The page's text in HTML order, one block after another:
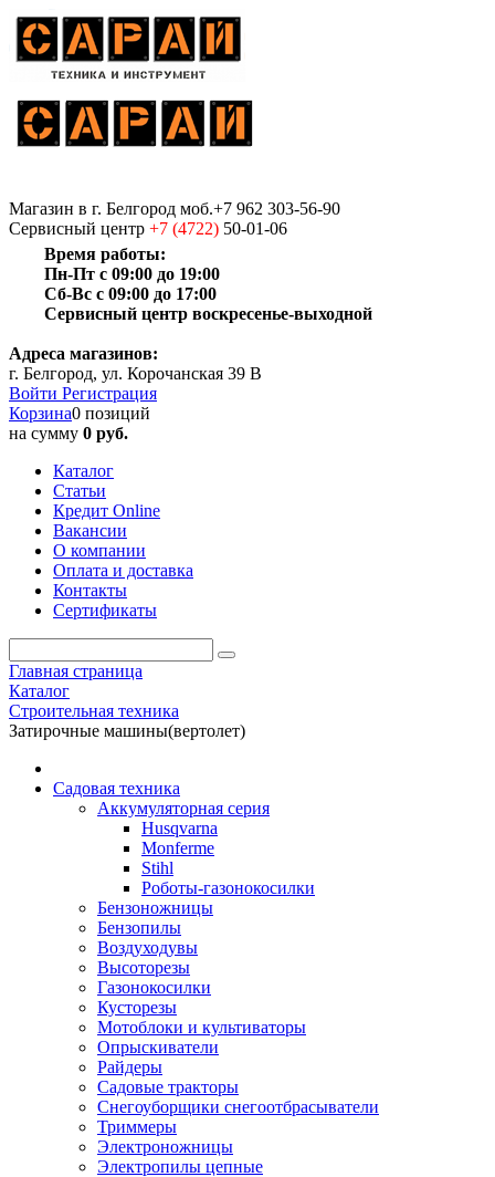
Магазин в г. Белгород моб.+7 962 303-56-90
Сервисный центр +7 (4722) 50-01-06
Время работы:
Пн-Пт с 09:00 до 19:00
Сб-Вс с 09:00 до 17:00
Сервисный центр воскресенье-выходной
Адреса магазинов:
г. Белгород, ул. Корочанская 39 В
Войти Регистрация
Корзина0 позиций
на сумму 0 руб.
Каталог
Статьи
Кредит Online
Вакансии
О компании
Оплата и доставка
Контакты
Сертификаты
Главная страница
Каталог
Строительная техника
Затирочные машины(вертолет)
Садовая техника
Аккумуляторная серия
Husqvarna
Monferme
Stihl
Роботы-газонокосилки
Бензоножницы
Бензопилы
Воздухо­дувы
Высоторезы
Газонокосилки
Кусторезы
Мотоблоки и культиваторы
Опрыскиватели
Райдеры
Садовые тракторы
Снегоуборщики снегоотбрасыватели
Триммеры
Электроножницы
Электропилы цепные